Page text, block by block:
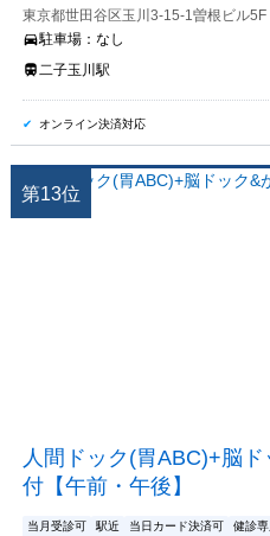
東京都世田谷区玉川3-15-1曽根ビル5F
駐車場： なし
二子玉川駅
オンライン決済対応
第13位
人間ドック(胃ABC)+脳
付【午前・午後】
当月受診可 駅近 当日カード決済可 健診専